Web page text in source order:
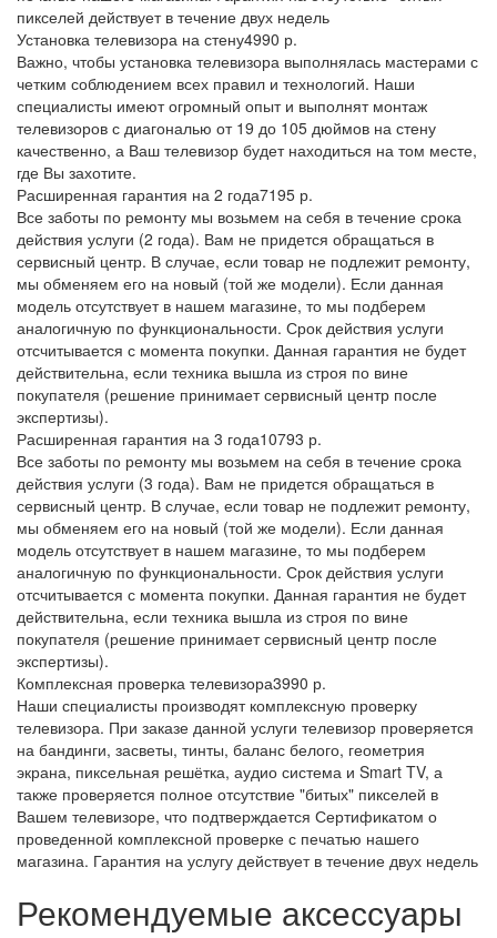
пикселей действует в течение двух недель
Установка телевизора на стену4990 р.
Важно, чтобы установка телевизора выполнялась мастерами с
четким соблюдением всех правил и технологий. Наши
специалисты имеют огромный опыт и выполнят монтаж
телевизоров с диагональю от 19 до 105 дюймов на стену
качественно, а Ваш телевизор будет находиться на том месте,
где Вы захотите.
Расширенная гарантия на 2 года7195 р.
Все заботы по ремонту мы возьмем на себя в течение срока
действия услуги (2 года). Вам не придется обращаться в
сервисный центр. В случае, если товар не подлежит ремонту,
мы обменяем его на новый (той же модели). Если данная
модель отсутствует в нашем магазине, то мы подберем
аналогичную по функциональности. Срок действия услуги
отсчитывается с момента покупки. Данная гарантия не будет
действительна, если техника вышла из строя по вине
покупателя (решение принимает сервисный центр после
экспертизы).
Расширенная гарантия на 3 года10793 р.
Все заботы по ремонту мы возьмем на себя в течение срока
действия услуги (3 года). Вам не придется обращаться в
сервисный центр. В случае, если товар не подлежит ремонту,
мы обменяем его на новый (той же модели). Если данная
модель отсутствует в нашем магазине, то мы подберем
аналогичную по функциональности. Срок действия услуги
отсчитывается с момента покупки. Данная гарантия не будет
действительна, если техника вышла из строя по вине
покупателя (решение принимает сервисный центр после
экспертизы).
Комплексная проверка телевизора3990 р.
Наши специалисты производят комплексную проверку
телевизора. При заказе данной услуги телевизор проверяется
на бандинги, засветы, тинты, баланс белого, геометрия
экрана, пиксельная решётка, аудио система и Smart TV, а
также проверяется полное отсутствие "битых" пикселей в
Вашем телевизоре, что подтверждается Сертификатом о
проведенной комплексной проверке с печатью нашего
магазина. Гарантия на услугу действует в течение двух недель
Рекомендуемые аксессуары